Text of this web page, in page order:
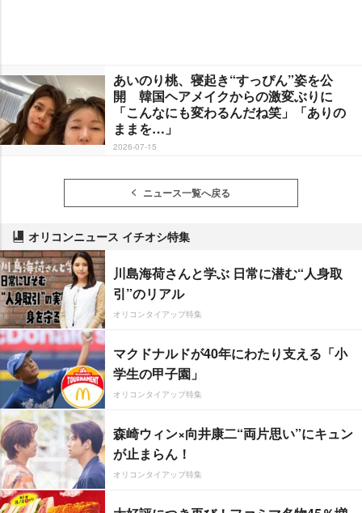
あいのり桃、寝起き“すっぴん”姿を公
開 韓国ヘアメイクからの激変ぶりに
「こんなにも変わるんだね笑」「ありの
ままを…」
2026-07-15
ニュース一覧へ戻る
オリコンニュース イチオシ特集
川島海荷さんと学ぶ 日常に潜む“人身取
引”のリアル
オリコンタイアップ特集
マクドナルドが40年にわたり支える「小
学生の甲子園」
オリコンタイアップ特集
森崎ウィン×向井康二“両片思い”にキュン
が止まらん！
オリコンタイアップ特集